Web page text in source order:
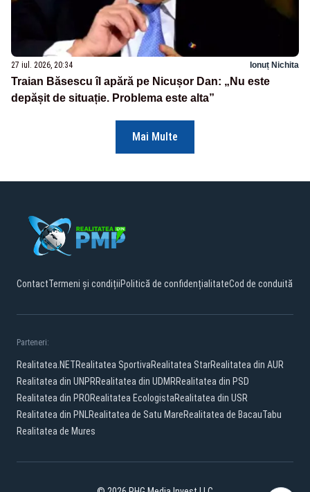
27 iul. 2026, 20:34 Ionuț Nichita
Traian Băsescu îl apără pe Nicușor Dan: „Nu este
depășit de situație. Problema este alta”
Mai Multe
ContactTermeni și condițiiPolitică de confidențialitateCod de conduită
Parteneri:
Realitatea.NETRealitatea SportivaRealitatea StarRealitatea din AUR
Realitatea din UNPRRealitatea din UDMRRealitatea din PSD
Realitatea din PRORealitatea EcologistaRealitatea din USR
Realitatea din PNLRealitatea de Satu MareRealitatea de BacauTabu
Realitatea de Mures